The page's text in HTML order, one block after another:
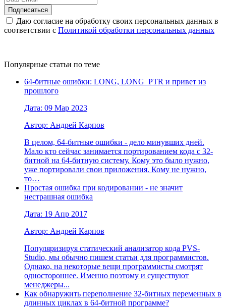
Даю согласие на обработку своих персональных данных в
соответствии с Политикой обработки персональных данных
Популярные статьи по теме
64-битные ошибки: LONG, LONG_PTR и привет из
прошлого
Дата: 09 Мар 2023
Автор: Андрей Карпов
В целом, 64-битные ошибки - дело минувших дней.
Мало кто сейчас занимается портированием кода с 32-
битной на 64-битную систему. Кому это было нужно,
уже портировали свои приложения. Кому не нужно,
то…
Простая ошибка при кодировании - не значит
нестрашная ошибка
Дата: 19 Апр 2017
Автор: Андрей Карпов
Популяризируя статический анализатор кода PVS-
Studio, мы обычно пишем статьи для программистов.
Однако, на некоторые вещи программисты смотрят
одностороннее. Именно поэтому и существуют
менеджеры...
Как обнаружить переполнение 32-битных переменных в
длинных циклах в 64-битной программе?